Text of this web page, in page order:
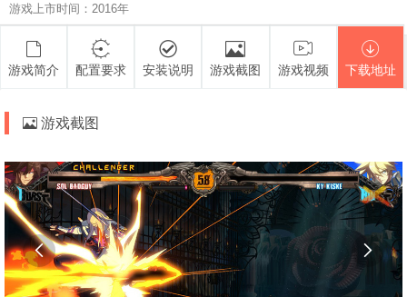
游戏上市时间：2016年
游戏简介 配置要求 安装说明 游戏截图 游戏视频 下载地址
游戏截图
 